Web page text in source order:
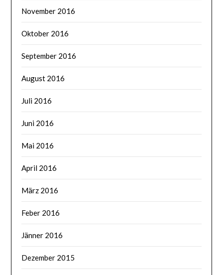
November 2016
Oktober 2016
September 2016
August 2016
Juli 2016
Juni 2016
Mai 2016
April 2016
März 2016
Feber 2016
Jänner 2016
Dezember 2015